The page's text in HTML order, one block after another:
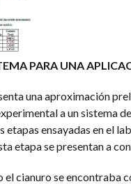
PARA UNA
una aproximación
a un sistema
etapas ensayadas en el
etapa se presentan a
el cianuro se encontraba